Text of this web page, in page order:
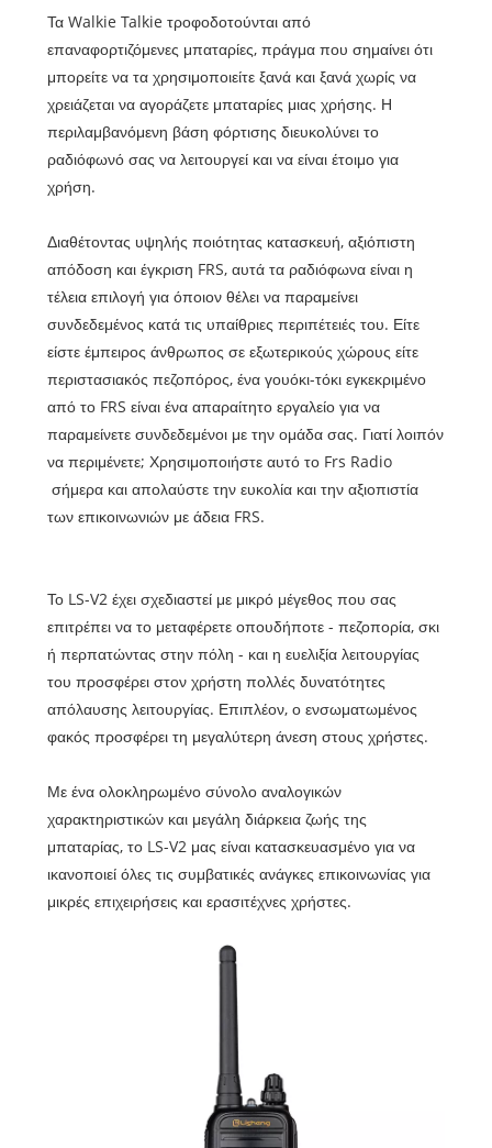
Τα Walkie Talkie τροφοδοτούνται από
επαναφορτιζόμενες μπαταρίες, πράγμα που σημαίνει ότι
μπορείτε να τα χρησιμοποιείτε ξανά και ξανά χωρίς να
χρειάζεται να αγοράζετε μπαταρίες μιας χρήσης. Η
περιλαμβανόμενη βάση φόρτισης διευκολύνει το
ραδιόφωνό σας να λειτουργεί και να είναι έτοιμο για
χρήση.
Διαθέτοντας υψηλής ποιότητας κατασκευή, αξιόπιστη
απόδοση και έγκριση FRS, αυτά τα ραδιόφωνα είναι η
τέλεια επιλογή για όποιον θέλει να παραμείνει
συνδεδεμένος κατά τις υπαίθριες περιπέτειές του. Είτε
είστε έμπειρος άνθρωπος σε εξωτερικούς χώρους είτε
περιστασιακός πεζοπόρος, ένα γουόκι-τόκι εγκεκριμένο
από το FRS είναι ένα απαραίτητο εργαλείο για να
παραμείνετε συνδεδεμένοι με την ομάδα σας. Γιατί λοιπόν
να περιμένετε; Χρησιμοποιήστε αυτό το Frs Radio
σήμερα και απολαύστε την ευκολία και την αξιοπιστία
των επικοινωνιών με άδεια FRS.
Το LS-V2 έχει σχεδιαστεί με μικρό μέγεθος που σας
επιτρέπει να το μεταφέρετε οπουδήποτε - πεζοπορία, σκι
ή περπατώντας στην πόλη - και η ευελιξία λειτουργίας
του προσφέρει στον χρήστη πολλές δυνατότητες
απόλαυσης λειτουργίας. Επιπλέον, ο ενσωματωμένος
φακός προσφέρει τη μεγαλύτερη άνεση στους χρήστες.
Με ένα ολοκληρωμένο σύνολο αναλογικών
χαρακτηριστικών και μεγάλη διάρκεια ζωής της
μπαταρίας, το LS-V2 μας είναι κατασκευασμένο για να
ικανοποιεί όλες τις συμβατικές ανάγκες επικοινωνίας για
μικρές επιχειρήσεις και ερασιτέχνες χρήστες.